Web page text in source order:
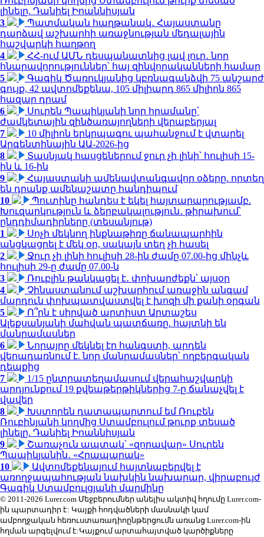
լինելը. Դանիել Իոաննիսյան
3
Պատմական հաղթանակ․ Հայաստանը
դարձավ աշխարհի առաջնության մեդալային
հաշվարկի հաղթող
4
ՀՀ-ում ԱՄՆ դեսպանատնից լավ լուր․ նոր
հնարավորություններ՝ հայ զինվորականների համար
5
Գագիկ Ծառուկյանից կբռնագանձվի 75 անշարժ
գույք, 42 ավտոմեքենա, 105 միլիարդ 865 միլիոն 865
հազար դրամ
6
Սուրեն Պապիկյանի նոր հրամանը՝
ժամկետային զինծառայողների վերաբերյալ
7
10 միլիոն երկրպագու պահանջում է վտարել
Արգենտինային ԱԱ-2026-ից
8
Տասնյակ հասցեներում ջուր չի լինի՝ հուլիսի 15-
ին և 16-ին
9
Հայաստանի ամենավտանգավոր օձերը. որտեղ
են դրանք ամենաշատը հանդիպում
10
Պուտինը հանդես է եկել հայտարարությամբ.
Խուզարկություն և ձերբակալություն․ թիրախում՝
ընդդիմադիրները (տեսանյութ)
1
Սոչի մեկնող ինքնաթիռը ճանապարհին
անցկացրել է մեկ օր, սակայն տեղ չի հասել
2
Ջուր չի լինի հուլիսի 28-ին ժամը 07.00-ից մինչև
հուլիսի 29-ը ժամը 07.00-ն
3
Ռուբլին թանկացել է․ փոխարժեքն՝ այսօր
4
Չինաստանում աշխարհում առաջին անգամ
մարդուն փոխպատվաստվել է խոզի մի քանի օրգան
5
Ո՞րն է սիրված արտիստ Արտաշես
Ալեքսանյանի մահվան պատճառը. հայտնի են
մանրամասներ
6
Նորայրը մեկնել էր հանգստի, արդեն
վերադառնում է. նոր մանրամասներ՝ ողբերգական
դեպքից
7
1/15 ընտրատեղամասում վերահաշվարկի
արդյունքում 19 քվեաթերթիկներից 7-ը ճանաչվել է
վավեր
8
Խստորեն դատապարտում եմ Ռուբեն
Ռուբինյանի կողմից Ստամբուլում թուրք տեսած
լինելը. Դանիել Իոաննիսյան
9
Շառաչուն ապտակ՝ «զորավար» Սուրեն
Պապիկյանին․ «Հրապարակ»
10
Ավտոմեքենայում հայտնաբերվել է
առողջապահության նախկին նախարար, վիրաբույժ
Գագիկ Ստամբուլցյանի մարմինը
© 2011-2026 Lurer.com Մեջբերումներ անելիս ակտիվ հղումը Lurer.com-
ին պարտադիր է: Կայքի հոդվածների մասնակի կամ
ամբողջական հեռուստառադիոընթերցումն առանց Lurer.com-ին
հղման արգելվում է:Կայքում արտահայտված կարծիքները